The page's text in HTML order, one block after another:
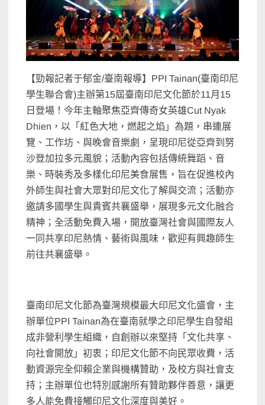
【勁報記者于郁金/臺南報導】PPI Tainan(臺南印尼
學生聯合會)主辦第15屆臺南印尼文化節於11月15
日登場！今年主軸聚焦亞齊傳奇女英雄Cut Nyak
Dhien，以「紅色大地，燃起之焰」為題，串連展
覽、工作坊、與晚會音樂劇，呈現印尼從亞齊到努
沙登加拉多元風貌；活動內容包括傳統舞蹈、音
樂、時裝秀及多樣化印尼美食展售，旨在促進校內
外師生與社會大眾對印尼文化了解與交流；活動亦
邀請多國學生與貴賓共襄盛舉，展現多元文化融合
精神；全活動免費入場，開放臺灣社會與國際友人
一同共享印尼熱情、藝術與風味，歡迎有興趣師生
前往共襄盛舉。
臺南印尼文化節為臺灣規模最大印尼文化盛會，主
辦單位PPI Tainan為在臺南就學之印尼學生自發組
成非營利學生組織，自創辦以來堅持「文化共享、
向社會開放」初衷；印尼文化節不向民眾收費，活
動資源完全仰賴企業與機構贊助，及校方與社會支
持；主辦單位也特別感謝所有贊助夥伴善意，讓更
多人能免費接觸印尼文化深度與美好。